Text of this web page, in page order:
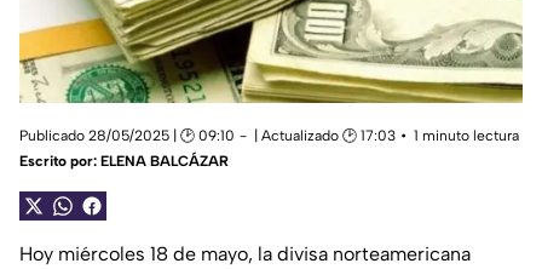
Publicado 28/05/2025 | 🕑 09:10 | Actualizado 🕑 17:03
1 minuto lectura
Escrito por: ELENA BALCÁZAR
Hoy miércoles 18 de mayo, la divisa norteamericana